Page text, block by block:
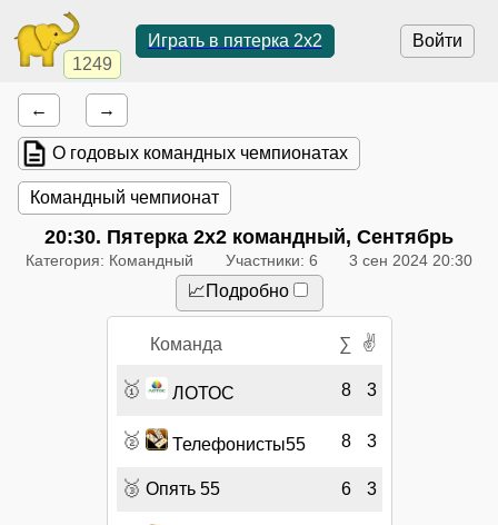
1249
Войти
Играть в пятерка 2x2
← →
О годовых командных чемпионатах
Командный чемпионат
20:30. Пятерка 2x2 командный, Сентябрь
Категория: Командный Участники: 6 3 сен 2024 20:30
📈Подробно
Команда ∑ ✌
🥇 ЛОТОС 8 3
🥈 Телефонисты55 8 3
🥉 Опять 55 6 3